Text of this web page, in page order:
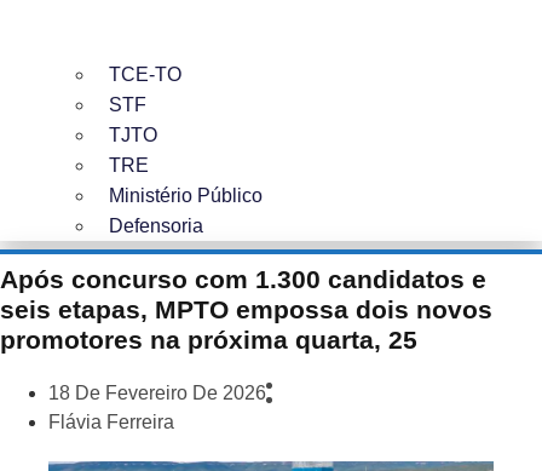
TCE-TO
STF
TJTO
TRE
Ministério Público
Defensoria
Após concurso com 1.300 candidatos e
seis etapas, MPTO empossa dois novos
promotores na próxima quarta, 25
18 De Fevereiro De 2026
Flávia Ferreira